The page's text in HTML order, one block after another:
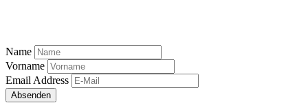
Name
Vorname
Email Address